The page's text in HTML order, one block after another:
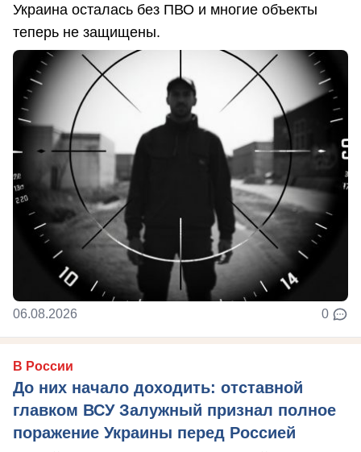
Украина осталась без ПВО и многие объекты
теперь не защищены.
06.08.2026 0
В России
До них начало доходить: отставной
главком ВСУ Залужный признал полное
поражение Украины перед Россией